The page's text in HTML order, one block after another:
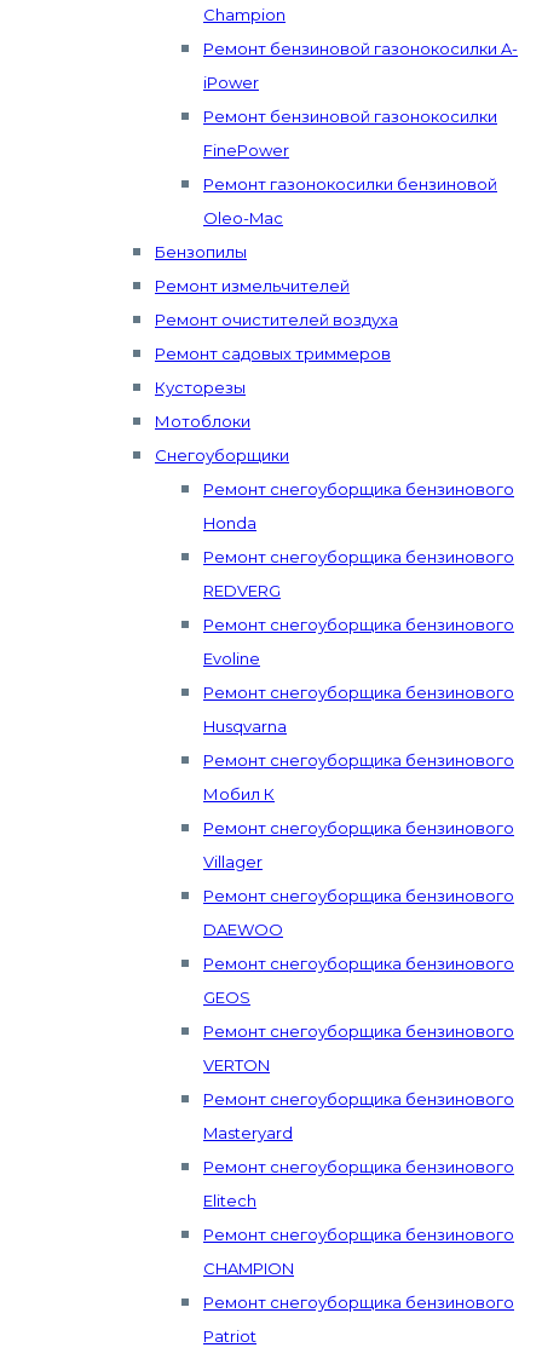
Champion
Ремонт бензиновой газонокосилки A-
iPower
Ремонт бензиновой газонокосилки
FinePower
Ремонт газонокосилки бензиновой
Oleo-Mac
Бензопилы
Ремонт измельчителей
Ремонт очистителей воздуха
Ремонт садовых триммеров
Кусторезы
Мотоблоки
Снегоуборщики
Ремонт снегоуборщика бензинового
Honda
Ремонт снегоуборщика бензинового
REDVERG
Ремонт снегоуборщика бензинового
Evoline
Ремонт снегоуборщика бензинового
Husqvarna
Ремонт снегоуборщика бензинового
Мобил К
Ремонт снегоуборщика бензинового
Villager
Ремонт снегоуборщика бензинового
DAEWOO
Ремонт снегоуборщика бензинового
GEOS
Ремонт снегоуборщика бензинового
VERTON
Ремонт снегоуборщика бензинового
Masteryard
Ремонт снегоуборщика бензинового
Elitech
Ремонт снегоуборщика бензинового
CHAMPION
Ремонт снегоуборщика бензинового
Patriot